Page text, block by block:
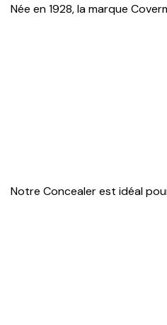
Née en 1928, la marque
Notre Concealer est idéal